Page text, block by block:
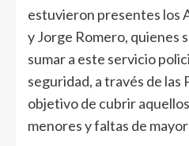
estuvieron presentes los
y Jorge Romero, quienes
sumar a este servicio
seguridad, a través de las
objetivo de cubrir
menores y faltas de